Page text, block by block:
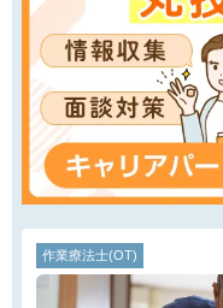
作業療法士(OT)